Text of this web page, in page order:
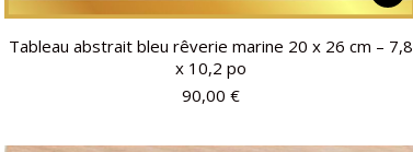
Tableau abstrait bleu rêverie marine 20 x 26 cm – 7,8
x 10,2 po
90,00 €